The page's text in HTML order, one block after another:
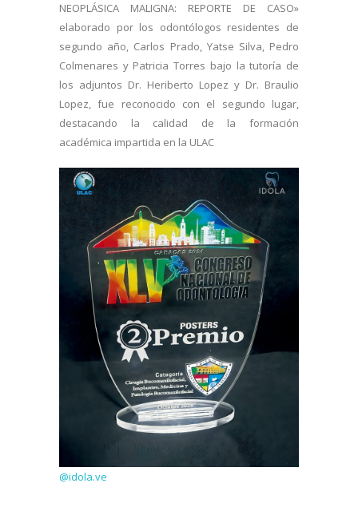
NEOPLÁSICA MALIGNA: REPORTE DE CASO»
elaborado por los odontólogos residentes de
segundo año, Carlos Prado, Yatse Silva, Pedro
Colmenares y Patricia Torres bajo la tutoría de
los adjuntos Dr. Heriberto Lopez y Dr. Braulio
Lopez, fue reconocido con el segundo lugar,
destacando la calidad de la formación
académica impartida en la ULAC
@idola.ve